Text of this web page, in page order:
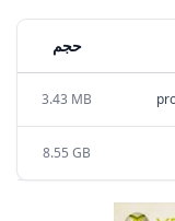
حجم
3.43 MB
8.55 GB